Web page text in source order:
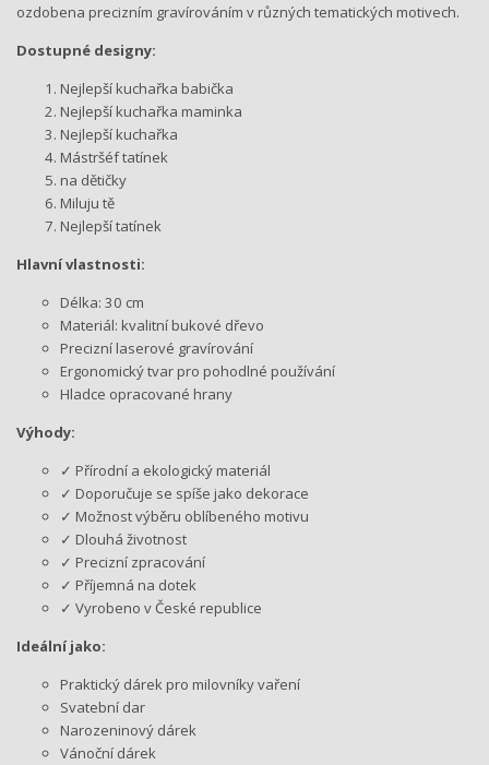
ozdobena precizním gravírováním v různých tematických motivech.
Dostupné designy:
Nejlepší kuchařka babička
Nejlepší kuchařka maminka
Nejlepší kuchařka
Mástršéf tatínek
na dětičky
Miluju tě
Nejlepší tatínek
Hlavní vlastnosti:
Délka: 30 cm
Materiál: kvalitní bukové dřevo
Precizní laserové gravírování
Ergonomický tvar pro pohodlné používání
Hladce opracované hrany
Výhody:
✓ Přírodní a ekologický materiál
✓ Doporučuje se spíše jako dekorace
✓ Možnost výběru oblíbeného motivu
✓ Dlouhá životnost
✓ Precizní zpracování
✓ Příjemná na dotek
✓ Vyrobeno v České republice
Ideální jako:
Praktický dárek pro milovníky vaření
Svatební dar
Narozeninový dárek
Vánoční dárek